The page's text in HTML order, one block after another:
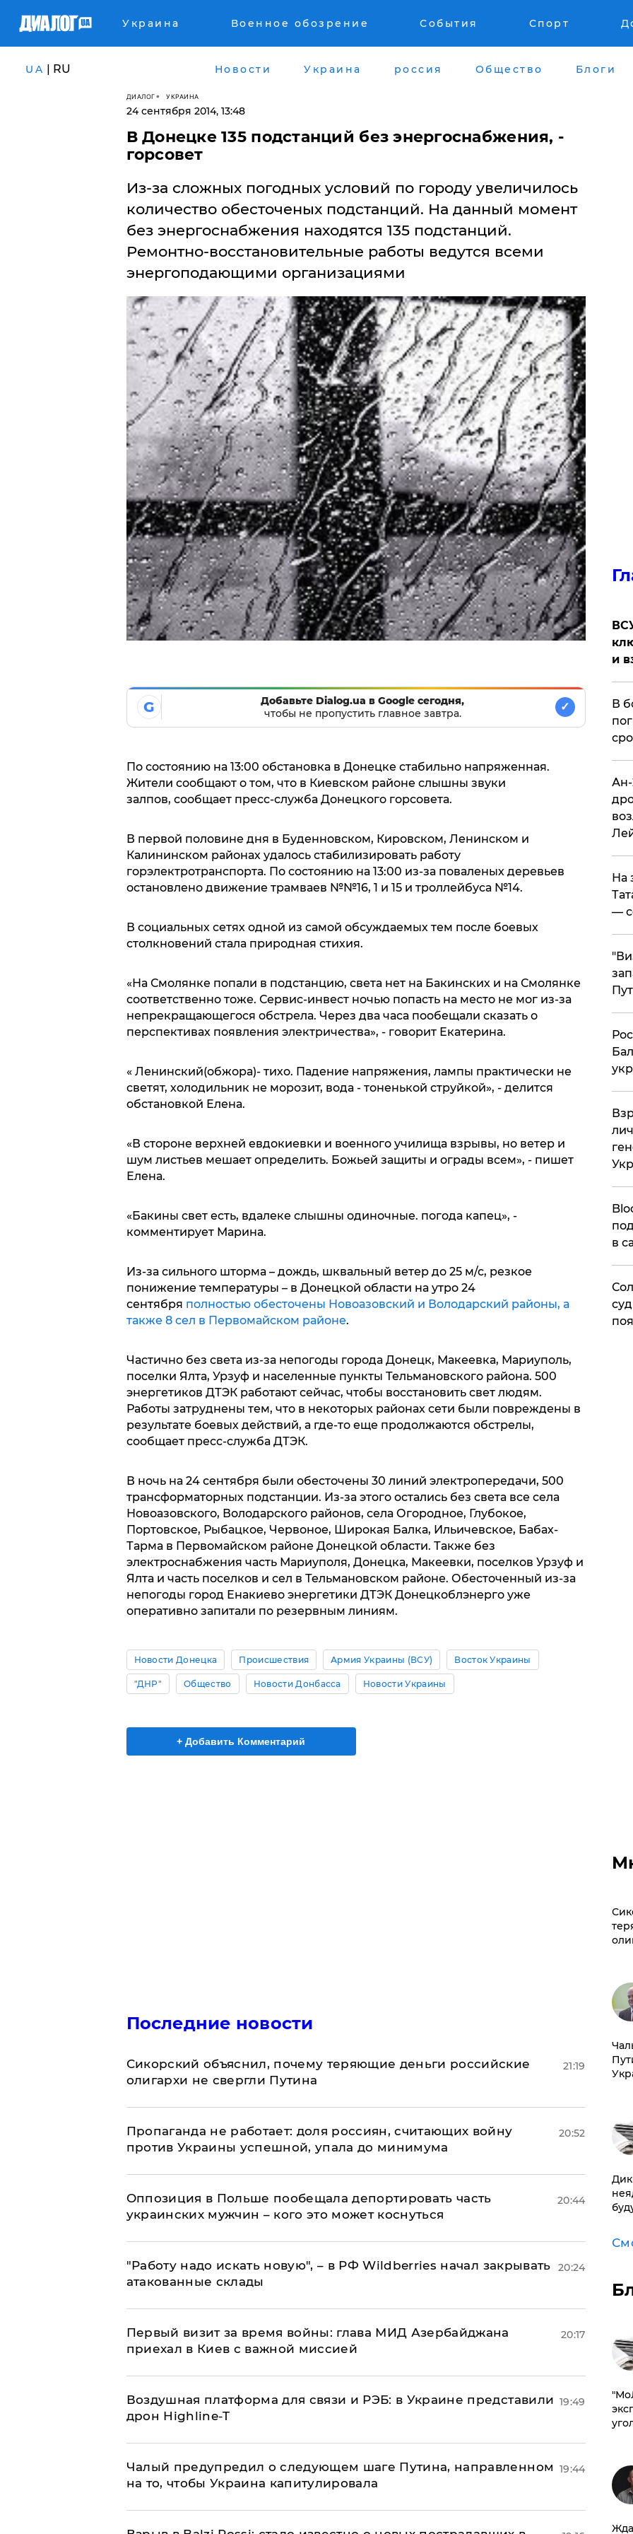
Украина Военное обозрение События Спорт
UA | RU Новости Украина россия Общество Блоги
ДИАЛОГ УКРАИНА
24 сентября 2014, 13:48
В Донецке 135 подстанций без энергоснабжения, -
горсовет
Из-за сложных погодных условий по городу увеличилось
количество обесточеных подстанций. На данный момент
без энергоснабжения находятся 135 подстанций.
Ремонтно-восстановительные работы ведутся всеми
энергоподающими организациями
G
Добавьте Dialog.ua в Google сегодня,
чтобы не пропустить главное завтра.
✓
По состоянию на 13:00 обстановка в Донецке стабильно напряженная.
Жители сообщают о том, что в Киевском районе слышны звуки
залпов, сообщает пресс-служба Донецкого горсовета.
В первой половине дня в Буденновском, Кировском, Ленинском и
Калининском районах удалось стабилизировать работу
горэлектротранспорта. По состоянию на 13:00 из-за поваленых деревьев
остановлено движение трамваев №№16, 1 и 15 и троллейбуса №14.
В социальных сетях одной из самой обсуждаемых тем после боевых
столкновений стала природная стихия.
«На Смолянке попали в подстанцию, света нет на Бакинских и на Смолянке
соответственно тоже. Сервис-инвест ночью попасть на место не мог из-за
непрекращающегося обстрела. Через два часа пообещали сказать о
перспективах появления электричества», - говорит Екатерина.
« Ленинский(обжора)- тихо. Падение напряжения, лампы практически не
светят, холодильник не морозит, вода - тоненькой струйкой», - делится
обстановкой Елена.
«В стороне верхней евдокиевки и военного училища взрывы, но ветер и
шум листьев мешает определить. Божьей защиты и ограды всем», - пишет
Елена.
«Бакины свет есть, вдалеке слышны одиночные. погода капец», -
комментирует Марина.
Из-за сильного шторма – дождь, шквальный ветер до 25 м/с, резкое
понижение температуры – в Донецкой области на утро 24
сентября полностью обесточены Новоазовский и Володарский районы, а
также 8 сел в Первомайском районе.
Частично без света из-за непогоды города Донецк, Макеевка, Мариуполь,
поселки Ялта, Урзуф и населенные пункты Тельмановского района. 500
энергетиков ДТЭК работают сейчас, чтобы восстановить свет людям.
Работы затруднены тем, что в некоторых районах сети были повреждены в
результате боевых действий, а где-то еще продолжаются обстрелы,
сообщает пресс-служба ДТЭК.
В ночь на 24 сентября были обесточены 30 линий электропередачи, 500
трансформаторных подстанции. Из-за этого остались без света все села
Новоазовского, Володарского районов, села Огородное, Глубокое,
Портовское, Рыбацкое, Червоное, Широкая Балка, Ильичевское, Бабах-
Тарма в Первомайском районе Донецкой области. Также без
электроснабжения часть Мариуполя, Донецка, Макеевки, поселков Урзуф и
Ялта и часть поселков и сел в Тельмановском районе. Обесточенный из-за
непогоды город Енакиево энергетики ДТЭК Донецкоблэнерго уже
оперативно запитали по резервным линиям.
Новости Донецка Происшествия Армия Украины (ВСУ) Восток Украины
"ДНР" Общество Новости Донбасса Новости Украины
+ Добавить Комментарий
Последние новости
Сикорский объяснил, почему теряющие деньги российские
олигархи не свергли Путина
21:19
​Пропаганда не работает: доля россиян, считающих войну
против Украины успешной, упала до минимума
20:52
Оппозиция в Польше пообещала депортировать часть
украинских мужчин – кого это может коснуться
20:44
"Работу надо искать новую", – в РФ Wildberries начал закрывать
атакованные склады
20:24
Первый визит за время войны: глава МИД Азербайджана
приехал в Киев с важной миссией
20:17
Воздушная платформа для связи и РЭБ: в Украине представили
дрон Highline-T
19:49
Чалый предупредил о следующем шаге Путина, направленном
на то, чтобы Украина капитулировала
19:44
и
В
Ан-
На
—
в